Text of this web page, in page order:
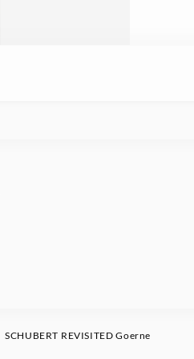
SCHUBERT REVISITED Goerne